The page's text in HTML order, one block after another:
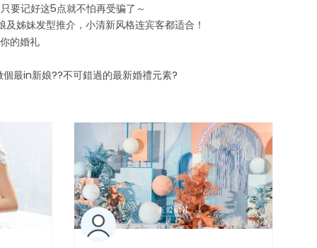
要记好这5点就不怕再受骗了～
姊妹发型推介，小清新风格连宾客都适合！
的婚礼
個最in新娘??不可錯過的最新婚禮元素?